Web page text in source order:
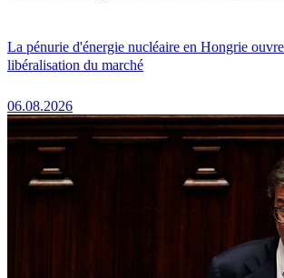
La pénurie d'énergie nucléaire en Hongrie
libéralisation du marché
06.08.2026